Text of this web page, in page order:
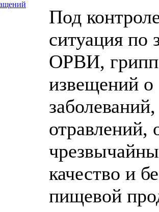
Под
ситуация по
ОРВИ,
извещений
отравлений,
качество и
пищевой